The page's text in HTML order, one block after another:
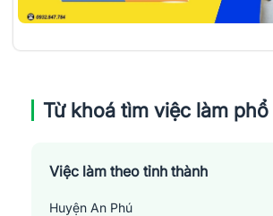
Từ khoá tìm việc làm phổ
Việc làm theo tỉnh thành
Huyện An Phú